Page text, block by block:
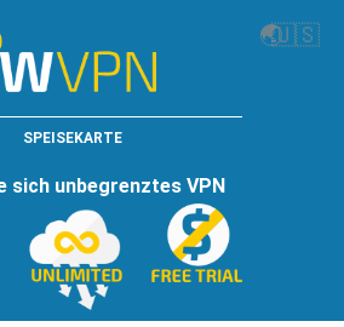
🌏🇺🇸
SPEISEKARTE
sich unbegrenztes VPN